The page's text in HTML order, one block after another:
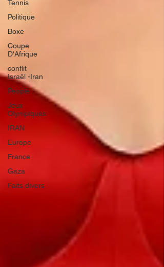
Tennis
Politique
Boxe
Coupe
D'Afrique
conflit
Israël -Iran
People
Jeux
Olympiques
IRAN
Europe
France
Gaza
Faits divers